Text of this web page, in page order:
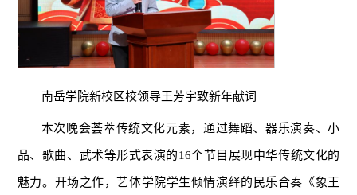
南岳学院新校区校领导王芳宇致新年献词
本次晚会荟萃传统文化元素，通过舞蹈、器乐演奏、小
品、歌曲、武术等形式表演的16个节目展现中华传统文化的
魅力。开场之作，艺体学院学生倾情演绎的民乐合奏《象王